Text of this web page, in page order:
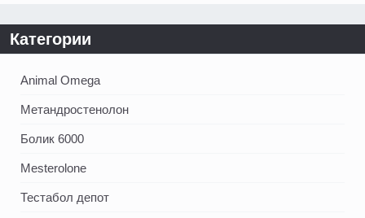
Категории
Animal Omega
Метандростенолон
Болик 6000
Mesterolone
Тестабол депот